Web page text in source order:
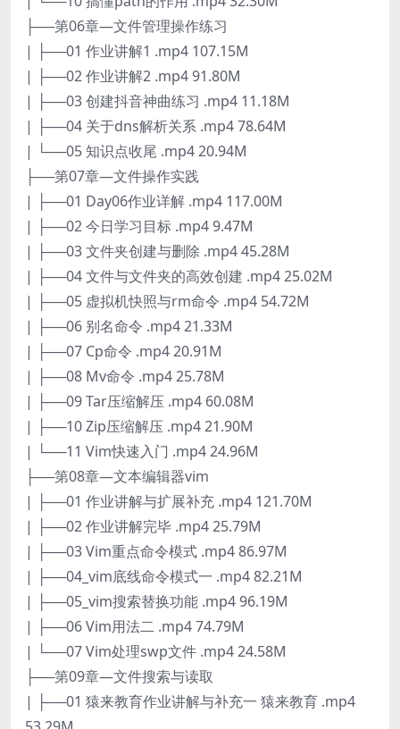
├──第06章—文件管理操作练习
| ├──01 作业讲解1 .mp4 107.15M
| ├──02 作业讲解2 .mp4 91.80M
| ├──03 创建抖音神曲练习 .mp4 11.18M
| ├──04 关于dns解析关系 .mp4 78.64M
| └──05 知识点收尾 .mp4 20.94M
├──第07章—文件操作实践
| ├──01 Day06作业详解 .mp4 117.00M
| ├──02 今日学习目标 .mp4 9.47M
| ├──03 文件夹创建与删除 .mp4 45.28M
| ├──04 文件与文件夹的高效创建 .mp4 25.02M
| ├──05 虚拟机快照与rm命令 .mp4 54.72M
| ├──06 别名命令 .mp4 21.33M
| ├──07 Cp命令 .mp4 20.91M
| ├──08 Mv命令 .mp4 25.78M
| ├──09 Tar压缩解压 .mp4 60.08M
| ├──10 Zip压缩解压 .mp4 21.90M
| └──11 Vim快速入门 .mp4 24.96M
├──第08章—文本编辑器vim
| ├──01 作业讲解与扩展补充 .mp4 121.70M
| ├──02 作业讲解完毕 .mp4 25.79M
| ├──03 Vim重点命令模式 .mp4 86.97M
| ├──04_vim底线命令模式一 .mp4 82.21M
| ├──05_vim搜索替换功能 .mp4 96.19M
| ├──06 Vim用法二 .mp4 74.79M
| └──07 Vim处理swp文件 .mp4 24.58M
├──第09章—文件搜索与读取
| ├──01 猿来教育作业讲解与补充一 猿来教育 .mp4